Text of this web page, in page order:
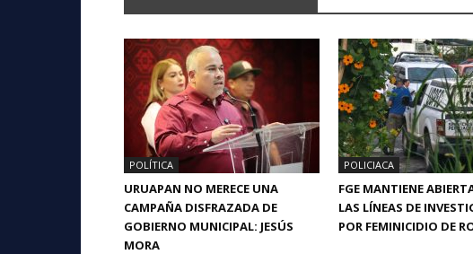
POLÍTICA
URUAPAN NO MERECE UNA
CAMPAÑA DISFRAZADA DE
GOBIERNO MUNICIPAL: JESÚS
MORA
POLICIACA
FGE MANTIENE
LAS LÍNEAS DE
POR FEMINICIDIO DE